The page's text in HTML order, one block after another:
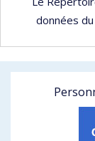
données du